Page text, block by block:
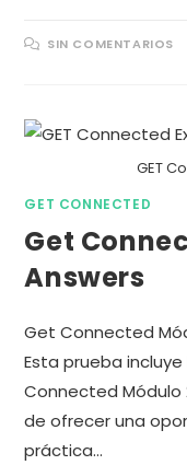
SIN COMENTARIOS
GET
GET CONNECTED
Get
Answers
Get Connected
Esta prueba
Connected Módulo
de ofrecer una
práctica…